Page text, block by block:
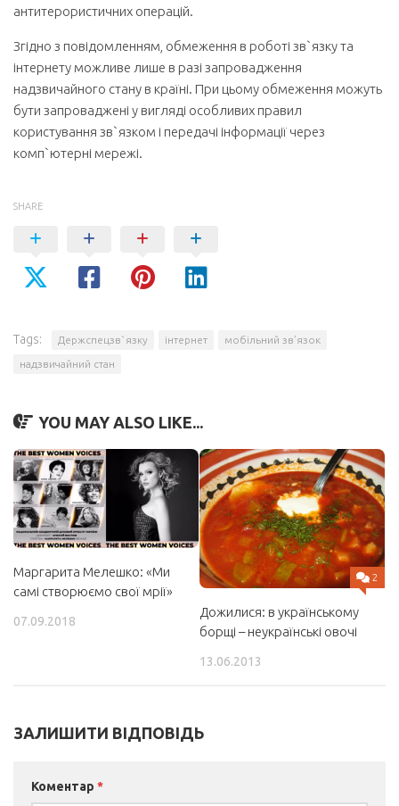
антитерористичних операцій.
Згідно з повідомленням, обмеження в роботі зв`язку та
інтернету можливе лише в разі запровадження
надзвичайного стану в країні. При цьому обмеження можуть
бути запроваджені у вигляді особливих правил
користування зв`язком і передачі інформації через
комп`ютерні мережі.
SHARE
Tags: Держспецзв`язку інтернет мобільний зв’язок
надзвичайний стан
YOU MAY ALSO LIKE...
Маргарита Мелешко: «Ми
самі створюємо свої мрії»
07.09.2018
2
Дожилися: в українському
борщі – неукраїнські овочі
13.06.2013
ЗАЛИШИТИ ВІДПОВІДЬ
Коментар *